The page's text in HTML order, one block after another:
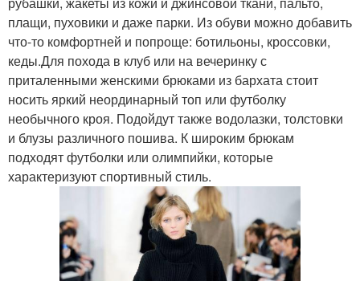
плащи, пуховики и даже парки. Из обуви можно добавить
что-то комфортней и попроще: ботильоны, кроссовки,
кеды.Для похода в клуб или на вечеринку с
приталенными женскими брюками из бархата стоит
носить яркий неординарный топ или футболку
необычного кроя. Подойдут также водолазки, толстовки
и блузы различного пошива. К широким брюкам
подходят футболки или олимпийки, которые
характеризуют спортивный стиль.